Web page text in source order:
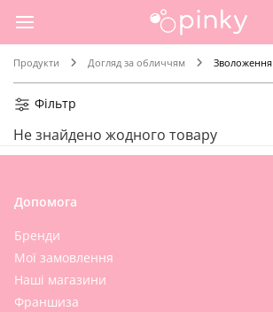
Продукти Догляд за обличчям Зволоження
Фільтр
Не знайдено жодного товару
Допомога
Бренди
Мої замовлення
Наші магазини
Франшиза